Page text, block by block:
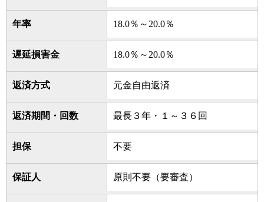
年率 18.0％～20.0％
遅延損害金 18.0％～20.0％
返済方式 元金自由返済
返済期間・回数 最長３年・１～３６回
担保 不要
保証人 原則不要（要審査）